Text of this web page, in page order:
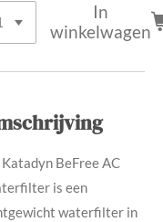
In
winkelwagen
Katadyn BeFree AC
is een
waterfilter in